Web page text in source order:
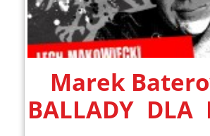
Marek
BALLADY DLA